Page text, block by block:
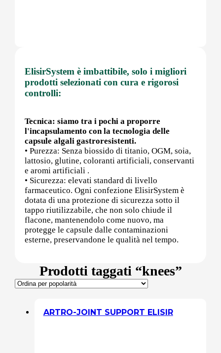
Post Workout
Prostata
Proteine
Sali minerali
Supporto Reni
ElisirSystem è imbattibile, solo i migliori
prodotti selezionati con cura e rigorosi
controlli:
Tecnica: siamo tra i pochi a proporre
l'incapsulamento con la tecnologia delle
capsule algali gastroresistenti.
• Purezza: Senza biossido di titanio, OGM, soia,
lattosio, glutine, coloranti artificiali, conservanti
e aromi artificiali .
• Sicurezza: elevati standard di livello
farmaceutico. Ogni confezione ElisirSystem è
dotata di una protezione di sicurezza sotto il
tappo riutilizzabile, che non solo chiude il
flacone, mantenendolo come nuovo, ma
protegge le capsule dalle contaminazioni
esterne, preservandone le qualità nel tempo.
Prodotti taggati “knees”
ARTRO-JOINT SUPPORT ELISIR